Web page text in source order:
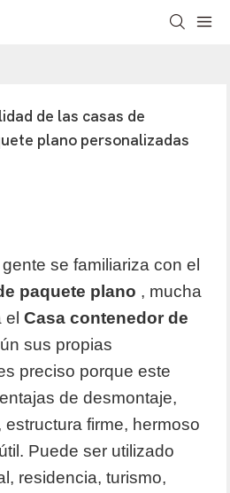
de las casas de
plano personalizadas
se familiariza con el
paquete plano , mucha
elCasa contenedor de
sus propias
preciso porque este
de desmontaje,
firme, hermoso
Puede ser utilizado
residencia, turismo,